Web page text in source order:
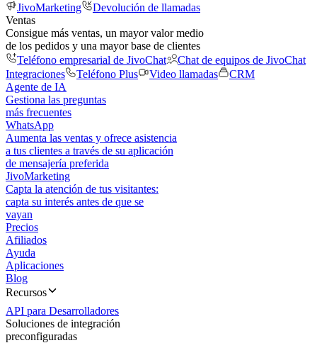
JivoMarketing
Devolución de llamadas
Ventas
Consigue más ventas, un mayor valor medio
de los pedidos y una mayor base de clientes
Teléfono empresarial de JivoChat
Chat de equipos de JivoChat
Integraciones
Teléfono Plus Video llamadas
CRM
Agente de IA
Gestiona las preguntas
más frecuentes
WhatsApp
Aumenta las ventas y ofrece asistencia
a tus clientes a través de su aplicación
de mensajería preferida
JivoMarketing
Capta la atención de tus visitantes:
capta su interés antes de que se
vayan
Precios
Afiliados
Ayuda
Aplicaciones
Blog
Recursos
API para Desarrolladores
Soluciones de integración
preconfiguradas